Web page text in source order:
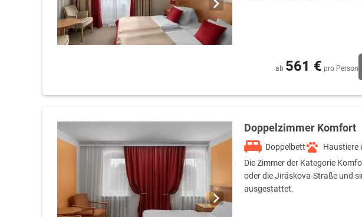
ab 561 € pro Person
Doppelzimmer Komfort
Doppelbett Haustiere
Die Zimmer der Kategorie
oder die Jiráskova-Straße und
ausgestattet.